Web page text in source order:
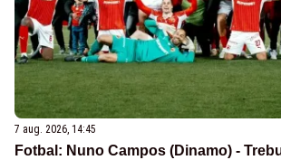
7 aug. 2026, 14:45
Fotbal: Nuno Campos (Dinamo) -